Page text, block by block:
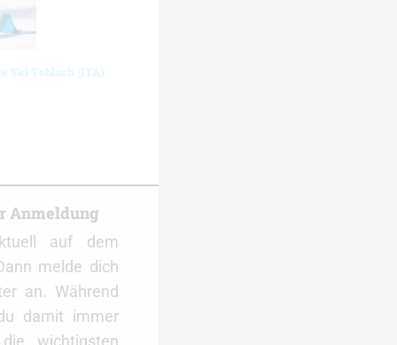
Ski Toblach (ITA)
Anmeldung
auf dem
melde dich
an. Während
damit immer
wichtigsten